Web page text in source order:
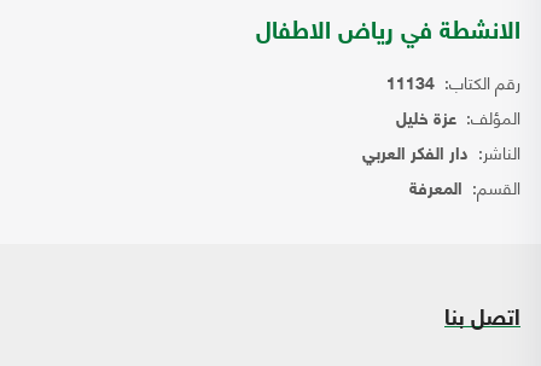
الانشطة في رياض الاطفال
رقم الكتاب: 11134
المؤلف: عزة خليل
الناشر: دار الفكر العربي
القسم: المعرفة
اتصل بنا